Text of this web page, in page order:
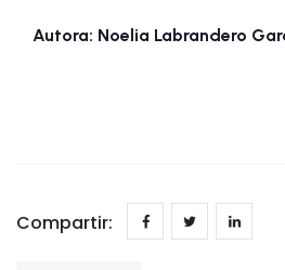
Autora: Noelia Labrandero
Compartir: